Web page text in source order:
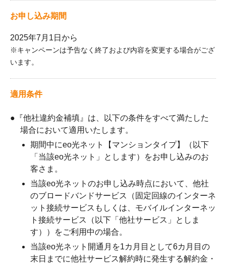
お申し込み期間
2025年7月1日から
※キャンペーンは予告なく終了および内容を変更する場合がござ
います。
適用条件
●『他社違約金補填』は、以下の条件をすべて満たした
場合において適用いたします。
期間中にeo光ネット【マンションタイプ】（以下
「当該eo光ネット」とします）をお申し込みのお
客さま。
当該eo光ネットのお申し込み時点において、他社
のブロードバンドサービス（固定回線のインターネ
ット接続サービスもしくは、モバイルインターネッ
ト接続サービス（以下「他社サービス」としま
す））をご利用中の場合。
当該eo光ネット開通月を1カ月目として6カ月目の
末日までに他社サービス解約時に発生する解約金・